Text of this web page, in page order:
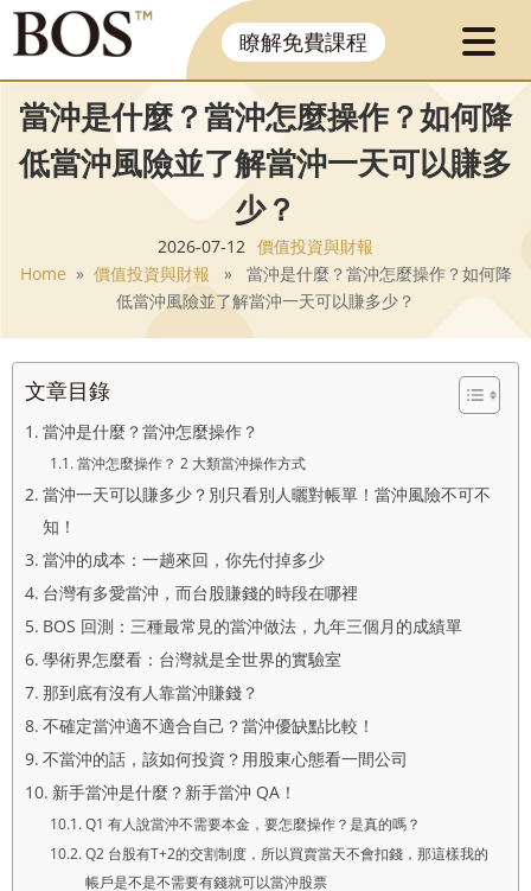
瞭解免費課程
當沖是什麼？當沖怎麼操作？如何降
低當沖風險並了解當沖一天可以賺多
少？
2026-07-12 價值投資與財報
Home » 價值投資與財報 » 當沖是什麼？當沖怎麼操作？如何降
低當沖風險並了解當沖一天可以賺多少？
文章目錄
當沖是什麼？當沖怎麼操作？
當沖怎麼操作？ 2 大類當沖操作方式
當沖一天可以賺多少？別只看別人曬對帳單！當沖風險不可不
知！
當沖的成本：一趟來回，你先付掉多少
台灣有多愛當沖，而台股賺錢的時段在哪裡
BOS 回測：三種最常見的當沖做法，九年三個月的成績單
學術界怎麼看：台灣就是全世界的實驗室
那到底有沒有人靠當沖賺錢？
不確定當沖適不適合自己？當沖優缺點比較！
不當沖的話，該如何投資？用股東心態看一間公司
新手當沖是什麼？新手當沖 QA！
Q1 有人說當沖不需要本金，要怎麼操作？是真的嗎？
Q2 台股有T+2的交割制度，所以買賣當天不會扣錢，那這樣我的
帳戶是不是不需要有錢就可以當沖股票